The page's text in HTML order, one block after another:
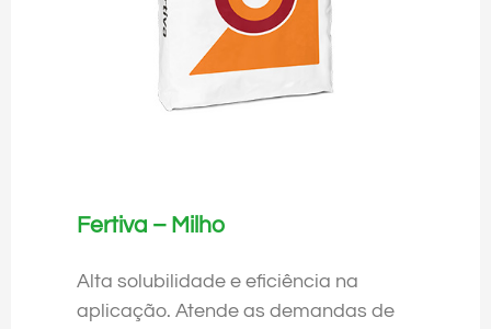
Fertiva – Milho
Alta solubilidade e eficiência na
aplicação. Atende as demandas de